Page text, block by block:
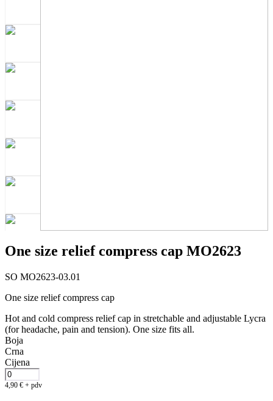
One size relief compress cap MO2623
SO MO2623-03.01
One size relief compress cap
Hot and cold compress relief cap in stretchable and adjustable Lycra
(for headache, pain and tension). One size fits all.
Boja
Crna
Cijena
4,90 € + pdv